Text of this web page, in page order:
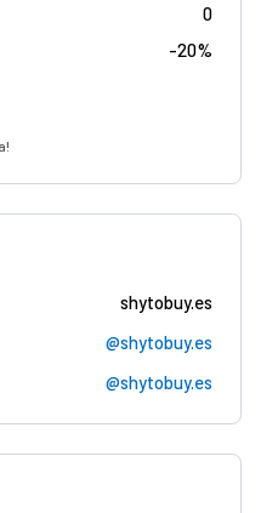
0
-20%
shytobuy.es
@shytobuy.es
@shytobuy.es